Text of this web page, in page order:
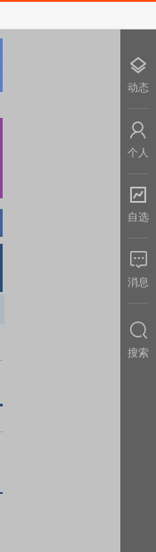
动态
个人
自选
消息
搜索